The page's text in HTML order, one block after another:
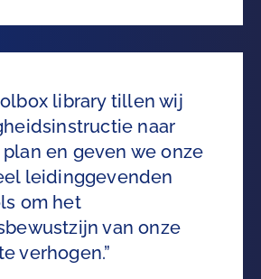
library tillen wij
naar
en geven we onze
leidinggevenden
om het
van onze
verhogen.”